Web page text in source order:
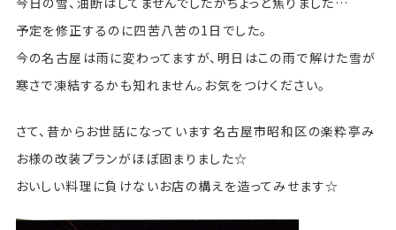
予定を修正するのに四苦八苦の1日でした。
今の名古屋は雨に変わってますが、明日はこの雨で解けた雪が
寒さで凍結するかも知れません。お気をつけください。
さて、昔からお世話になっています名古屋市昭和区の楽粋亭み
お様の改装プランがほぼ固まりました☆
おいしい料理に負けないお店の構えを造ってみせます☆